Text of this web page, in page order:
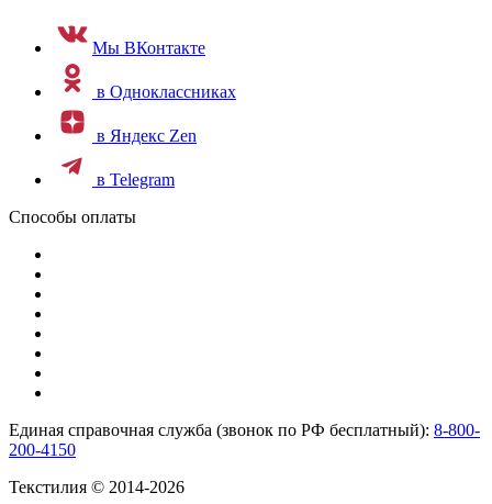
Мы ВКонтакте
в Одноклассниках
в Яндекс Zen
в Telegram
Способы оплаты
Единая справочная служба (звонок по РФ бесплатный): 8-800-
200-4150
Текстилия © 2014-2026